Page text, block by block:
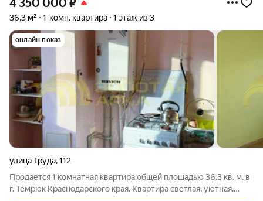
4 350 000 ₽
36,3 м² 1-комн. квартира 1 этаж из 3
онлайн показ
улица Труда,112
Продается 1 комнатная квартира общей площадью 36,3 кв. м. в
г. Темрюк Краснодарского края. Квартира светлая, уютная,